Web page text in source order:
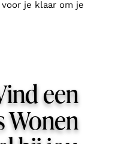
je klaar om je
een
Wonen